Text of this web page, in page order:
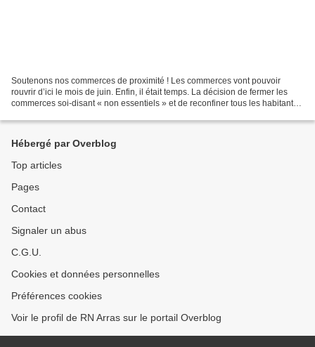
Soutenons nos commerces de proximité ! Les commerces vont pouvoir
rouvrir d’ici le mois de juin. Enfin, il était temps. La décision de fermer les
commerces soi-disant « non essentiels » et de reconfiner tous les habitants
Hébergé par Overblog
Top articles
Pages
Contact
Signaler un abus
C.G.U.
Cookies et données personnelles
Préférences cookies
Voir le profil de RN Arras sur le portail Overblog